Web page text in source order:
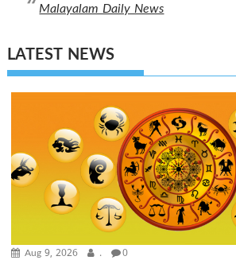
Malayalam Daily News
LATEST NEWS
Aug 9, 2026 . 0